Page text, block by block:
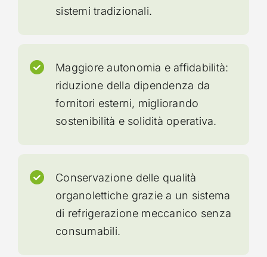
sistemi tradizionali.
Maggiore autonomia e affidabilità:
riduzione della dipendenza da
fornitori esterni, migliorando
sostenibilità e solidità operativa.
Conservazione delle qualità
organolettiche grazie a un sistema
di refrigerazione meccanico senza
consumabili.